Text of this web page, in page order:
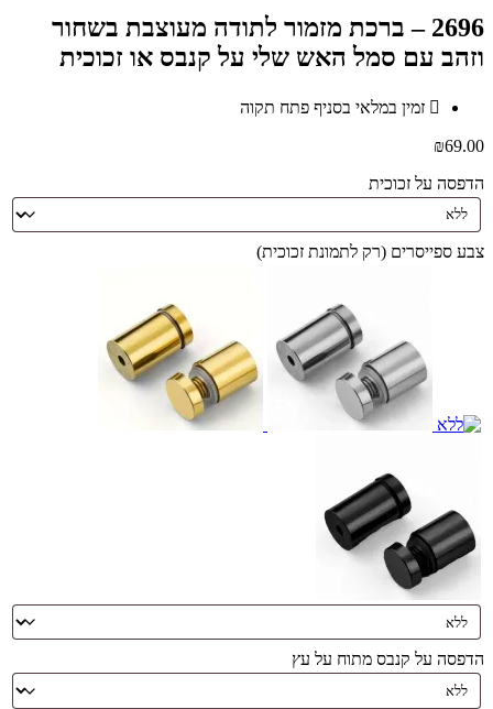
2696 – ברכת מזמור לתודה מעוצבת בשחור
וזהב עם סמל האש שלי על קנבס או זכוכית
זמין במלאי בסניף פתח תקוה
₪69.00
הדפסה על זכוכית
צבע ספייסרים (רק לתמונת זכוכית)
הדפסה על קנבס מתוח על עץ